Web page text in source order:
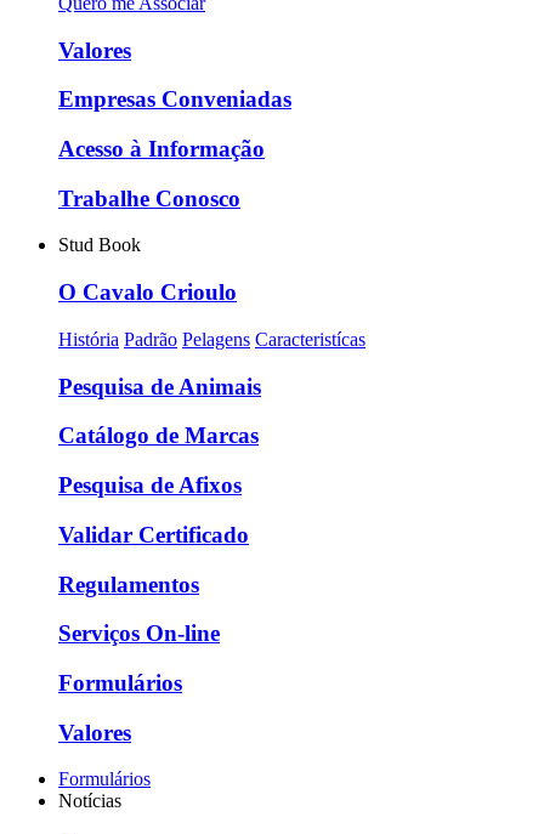
Valores
Empresas Conveniadas
Acesso à Informação
Trabalhe Conosco
Stud Book
O Cavalo Crioulo
História Padrão Pelagens Caracteristícas
Pesquisa de Animais
Catálogo de Marcas
Pesquisa de Afixos
Validar Certificado
Regulamentos
Serviços On-line
Formulários
Valores
Formulários
Notícias